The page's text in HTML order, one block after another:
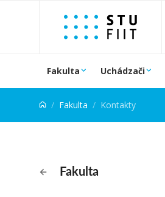
Prejsť na obsah
Fakulta Uchádzači
Fakulta Kontakty
Fakulta